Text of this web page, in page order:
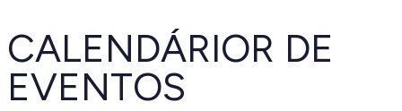
CALENDÁRIOR DE
EVENTOS